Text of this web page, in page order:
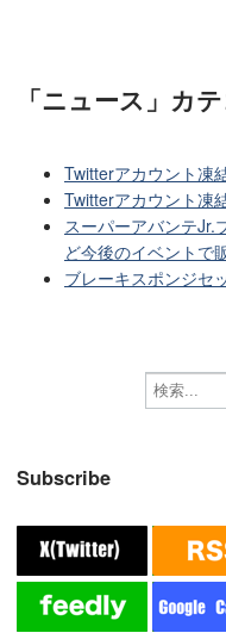
「ニュース」カ
Twitterアカウント凍
Twitterアカウント凍
スーパーアバンテJr.
ど今後のイベントで
ブレーキスポンジセ
Subscribe